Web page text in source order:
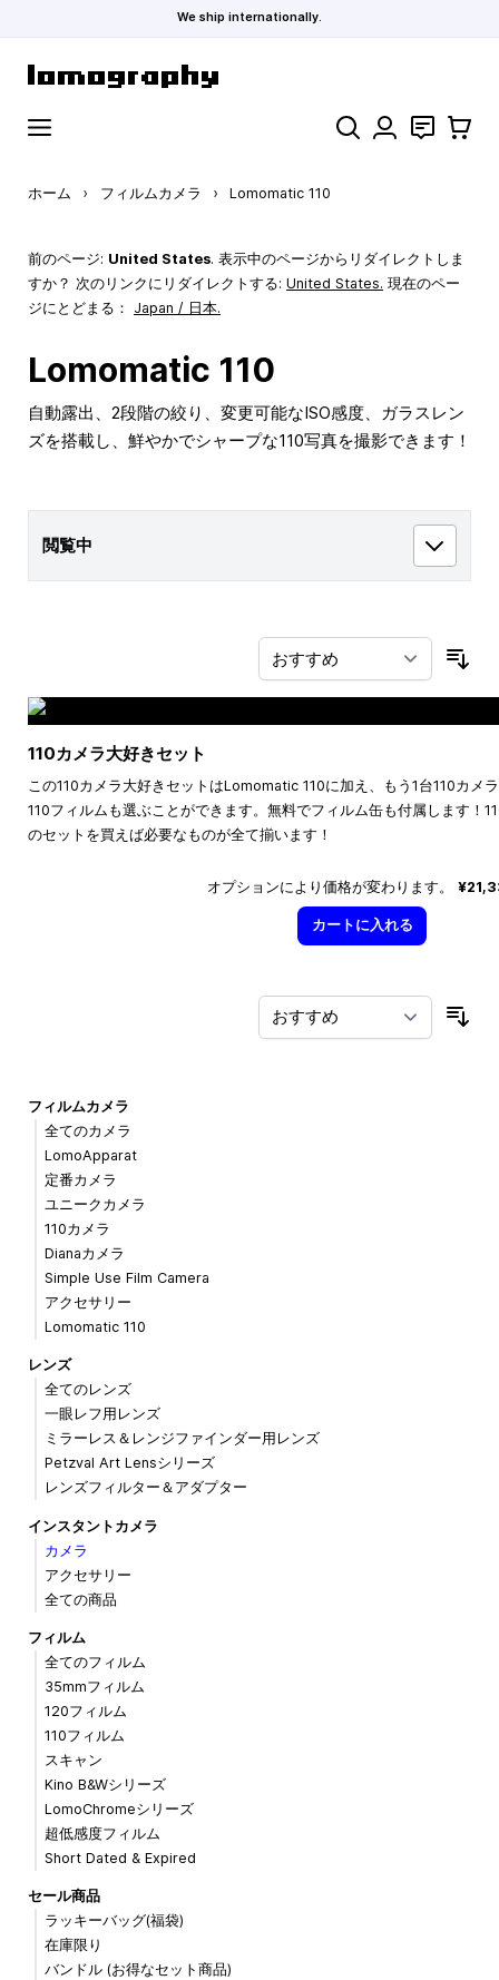
We ship internationally.
検索 お問い合わ
カート
ホーム › フィルムカメラ › Lomomatic 110
前のページ: United States. 表示中のページからリダイレクトしま
すか？ 次のリンクにリダイレクトする: United States. 現在のペー
ジにとどまる： Japan / 日本.
Lomomatic 110
自動露出、2段階の絞り、変更可能なISO感度、ガラスレン
ズを搭載し、鮮やかでシャープな110写真を撮影できます！
閲覧中
110カメラ大好きセット
この110カメラ大好きセットはLomomatic 110に加え、もう1台110カメ
110フィルムも選ぶことができます。無料でフィルム缶も付属します！
のセットを買えば必要なものが全て揃います！
オプションにより価格が変わります。
カートに入れる
フィルムカメラ
全てのカメラ
LomoApparat
定番カメラ
ユニークカメラ
110カメラ
Dianaカメラ
Simple Use Film Camera
アクセサリー
Lomomatic 110
レンズ
全てのレンズ
一眼レフ用レンズ
ミラーレス＆レンジファインダー用レンズ
Petzval Art Lensシリーズ
レンズフィルター＆アダプター
インスタントカメラ
カメラ
アクセサリー
全ての商品
フィルム
全てのフィルム
35mmフィルム
120フィルム
110フィルム
スキャン
Kino B&Wシリーズ
LomoChromeシリーズ
超低感度フィルム
Short Dated & Expired
セール商品
ラッキーバッグ(福袋)
在庫限り
バンドル (お得なセット商品)